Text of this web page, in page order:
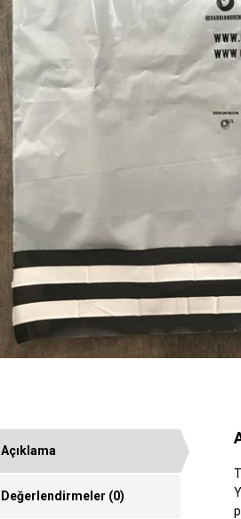
Açıklama
Değerlendirmeler (0)